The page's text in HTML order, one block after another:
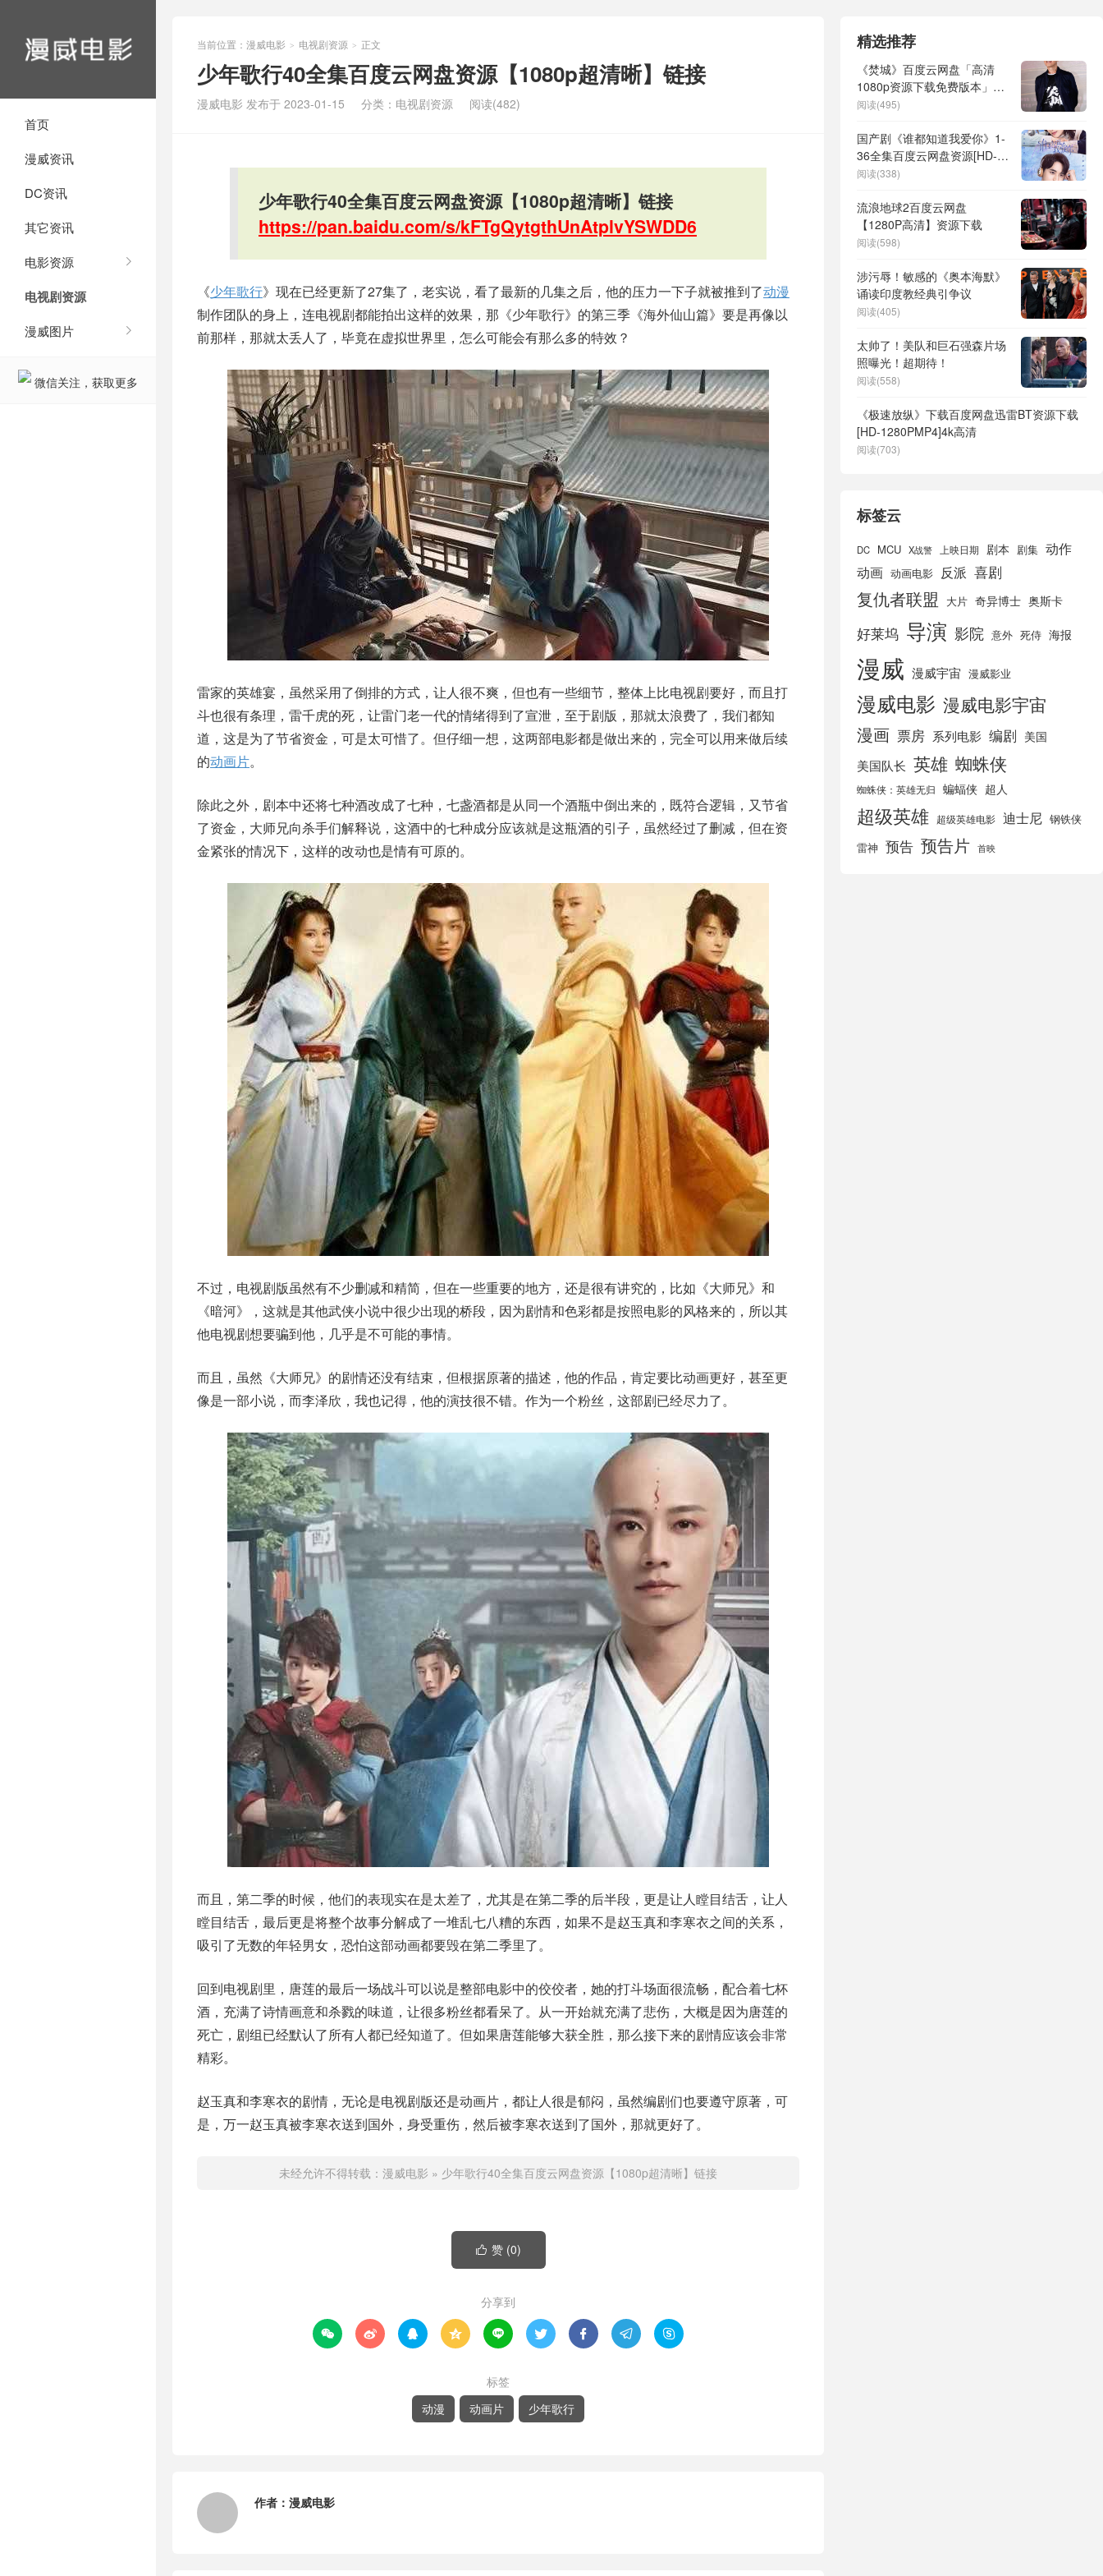
首页
漫威资讯
DC资讯
其它资讯
电影资源
电视剧资源
漫威图片
微信关注，获取更多
当前位置： 漫威电影 > 电视剧资源 > 正文
少年歌行40全集百度云网盘资源【1080p超清晰】链接
漫威电影 发布于 2023-01-15 分类： 电视剧资源 阅读(482)
少年歌行40全集百度云网盘资源【1080p超清晰】链接
https://pan.baidu.com/s/kFTgQytgthUnAtplvYSWDD6
《少年歌行》现在已经更新了27集了，老实说，看了最新的几集之后，他的压力一下子就被推到了动漫
制作团队的身上，连电视剧都能拍出这样的效果，那《少年歌行》的第三季《海外仙山篇》要是再像以
前那样，那就太丢人了，毕竟在虚拟世界里，怎么可能会有那么多的特效？
雷家的英雄宴，虽然采用了倒排的方式，让人很不爽，但也有一些细节，整体上比电视剧要好，而且打
斗也很有条理，雷千虎的死，让雷门老一代的情绪得到了宣泄，至于剧版，那就太浪费了，我们都知
道，这是为了节省资金，可是太可惜了。但仔细一想，这两部电影都是做出来的，完全可以用来做后续
的动画片。
除此之外，剧本中还将七种酒改成了七种，七盏酒都是从同一个酒瓶中倒出来的，既符合逻辑，又节省
了资金，大师兄向杀手们解释说，这酒中的七种成分应该就是这瓶酒的引子，虽然经过了删减，但在资
金紧张的情况下，这样的改动也是情有可原的。
不过，电视剧版虽然有不少删减和精简，但在一些重要的地方，还是很有讲究的，比如《大师兄》和
《暗河》，这就是其他武侠小说中很少出现的桥段，因为剧情和色彩都是按照电影的风格来的，所以其
他电视剧想要骗到他，几乎是不可能的事情。
而且，虽然《大师兄》的剧情还没有结束，但根据原著的描述，他的作品，肯定要比动画更好，甚至更
像是一部小说，而李泽欣，我也记得，他的演技很不错。作为一个粉丝，这部剧已经尽力了。
而且，第二季的时候，他们的表现实在是太差了，尤其是在第二季的后半段，更是让人瞠目结舌，让人
瞠目结舌，最后更是将整个故事分解成了一堆乱七八糟的东西，如果不是赵玉真和李寒衣之间的关系，
吸引了无数的年轻男女，恐怕这部动画都要毁在第二季里了。
回到电视剧里，唐莲的最后一场战斗可以说是整部电影中的佼佼者，她的打斗场面很流畅，配合着七杯
酒，充满了诗情画意和杀戮的味道，让很多粉丝都看呆了。从一开始就充满了悲伤，大概是因为唐莲的
死亡，剧组已经默认了所有人都已经知道了。但如果唐莲能够大获全胜，那么接下来的剧情应该会非常
精彩。
赵玉真和李寒衣的剧情，无论是电视剧版还是动画片，都让人很是郁闷，虽然编剧们也要遵守原著，可
是，万一赵玉真被李寒衣送到国外，身受重伤，然后被李寒衣送到了国外，那就更好了。
未经允许不得转载： 漫威电影 » 少年歌行40全集百度云网盘资源【1080p超清晰】链接
 赞 (0)
分享到
        
标签
动漫
动画片 少年歌行
作者： 漫威电影
精选推荐
《焚城》百度云网盘「高清
1080p资源下载免费版本」免
费分享
阅读(495)
国产剧《谁都知道我爱你》1-
36全集百度云网盘资源[HD-
MP4]国语[大结局][1080P超
阅读(338)
流浪地球2百度云网盘
【1280P高清】资源下载
阅读(598)
涉污辱！敏感的《奥本海默》
诵读印度教经典引争议
阅读(405)
太帅了！美队和巨石强森片场
照曝光！超期待！
阅读(558)
《极速放纵》下载百度网盘迅雷BT资源下载
[HD-1280PMP4]4k高清
阅读(703)
标签云
DC MCU X战警 上映日期 剧本 剧集 动作
动画 动画电影 反派 喜剧
复仇者联盟 大片 奇异博士 奥斯卡
好莱坞 导演 影院 意外 死侍 海报
漫威 漫威宇宙 漫威影业
漫威电影 漫威电影宇宙
漫画 票房 系列电影 编剧 美国
美国队长 英雄 蜘蛛侠
蜘蛛侠：英雄无归 蝙蝠侠 超人
超级英雄 超级英雄电影 迪士尼 钢铁侠
雷神 预告 预告片 首映